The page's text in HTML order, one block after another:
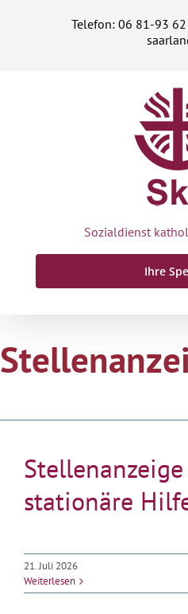
Telefon: 06 81-93
Sozialdienst
Ihre
stationäre
21. Juli 2026
Weiterlesen